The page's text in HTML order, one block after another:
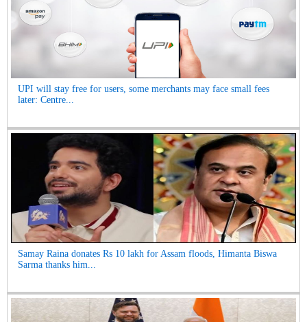
UPI will stay free for users, some merchants may face small fees
later: Centre...
Samay Raina donates Rs 10 lakh for Assam floods, Himanta Biswa
Sarma thanks him...